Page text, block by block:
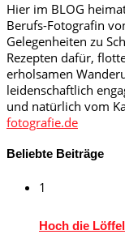
Hier im BLOG
Berufs-Fotografin
Gelegenheiten zu
Rezepten dafür,
erholsamen
leidenschaftlich
und natürlich vom
fotografie.de
Beliebte Beiträge
1
Hoch die